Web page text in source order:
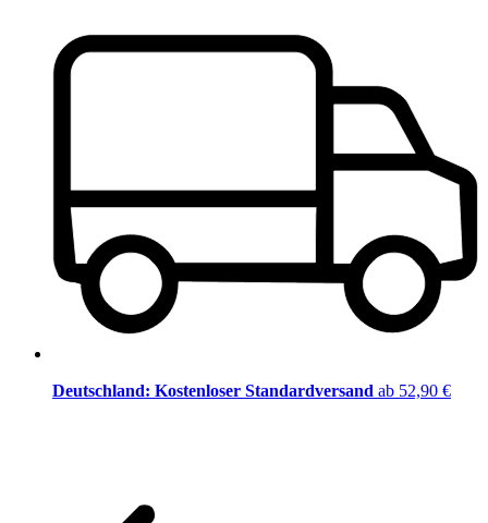
Deutschland: Kostenloser Standardversand ab 52,90 €